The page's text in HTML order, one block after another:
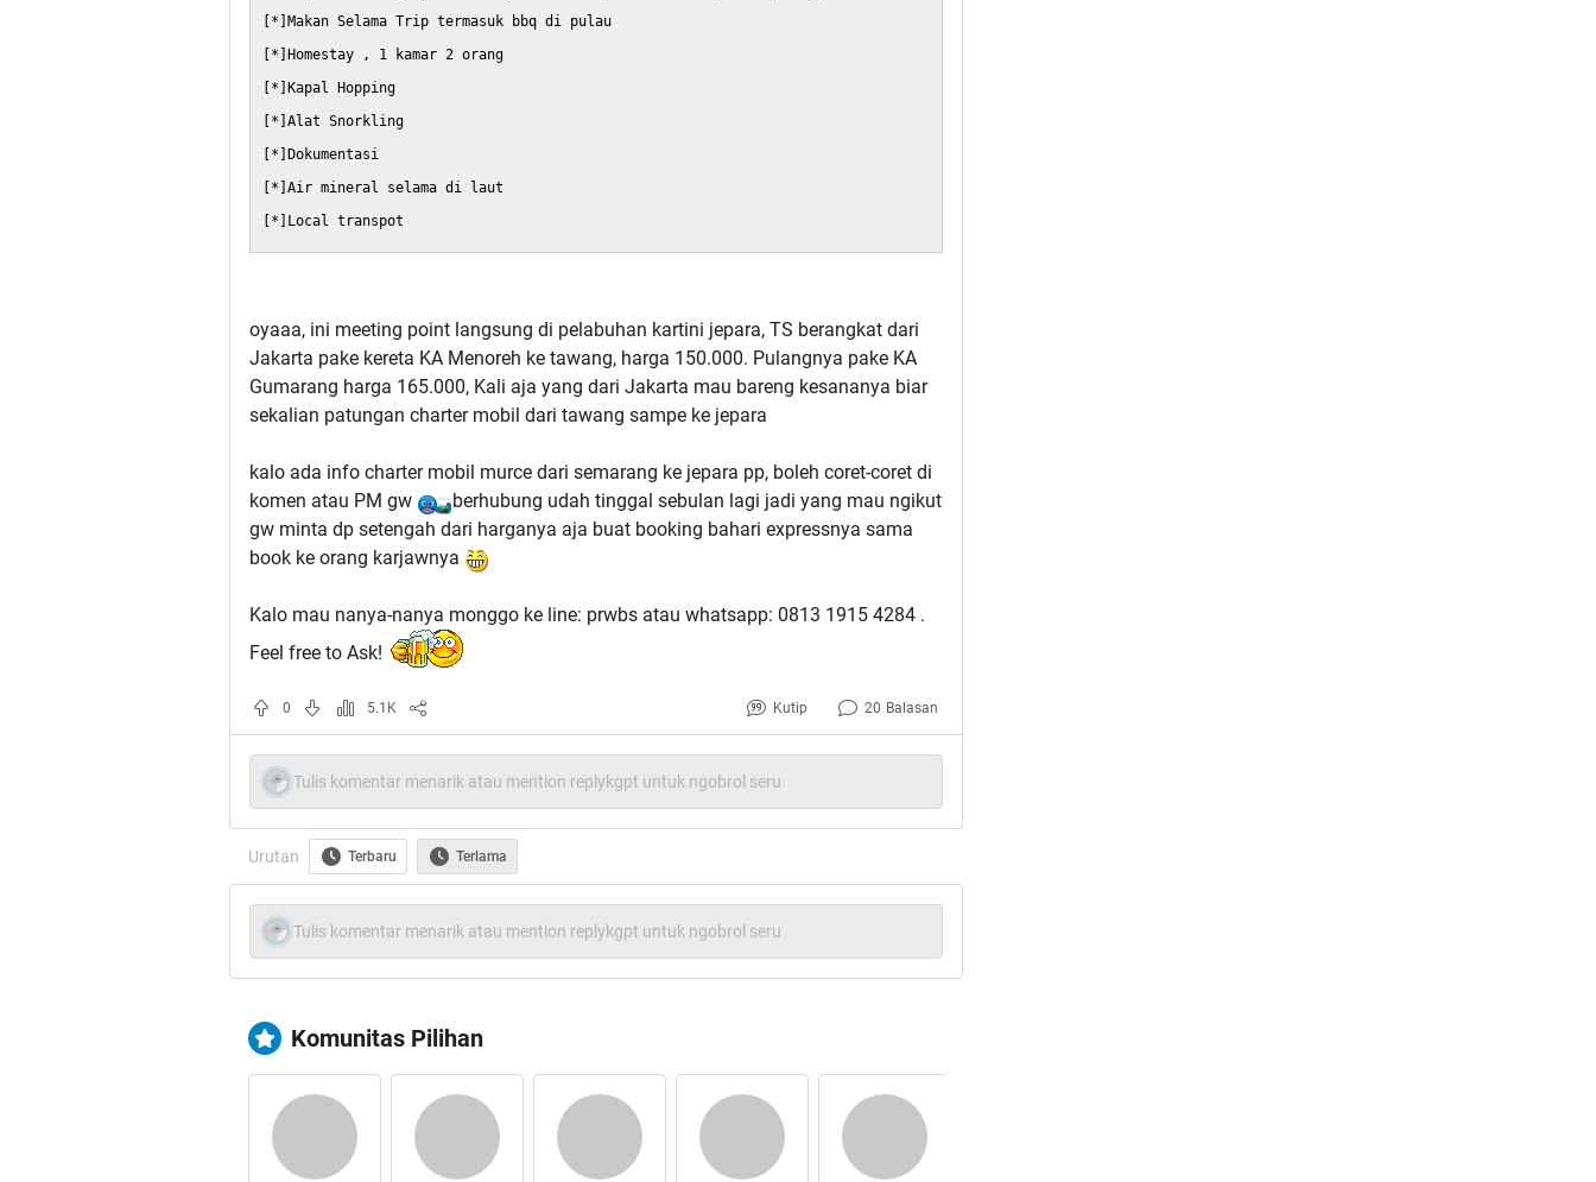
[*]Makan Selama Trip termasuk bbq di pulau
[*]Homestay , 1 kamar 2 orang
[*]Kapal Hopping
[*]Alat Snorkling
[*]Dokumentasi
[*]Air mineral selama di laut
[*]Local transpot
oyaaa, ini meeting point langsung di pelabuhan kartini jepara, TS berangkat dari
Jakarta pake kereta KA Menoreh ke tawang, harga 150.000. Pulangnya pake KA
Gumarang harga 165.000, Kali aja yang dari Jakarta mau bareng kesananya biar
sekalian patungan charter mobil dari tawang sampe ke jepara
kalo ada info charter mobil murce dari semarang ke jepara pp, boleh coret-coret di
komen atau PM gw
berhubung udah tinggal sebulan lagi jadi yang mau ngikut
gw minta dp setengah dari harganya aja buat booking bahari expressnya sama
book ke orang karjawnya
Kalo mau nanya-nanya monggo ke line: prwbs atau whatsapp: 0813 1915 4284 .
Feel free to Ask!
0 5.1K Kutip 20 Balasan
Tulis komentar menarik atau mention replykgpt untuk ngobrol seru
Urutan Terbaru Terlama
Tulis komentar menarik atau mention replykgpt untuk ngobrol seru
Komunitas Pilihan